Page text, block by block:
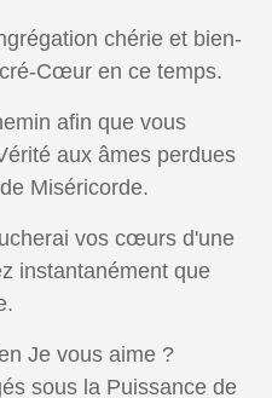
chérie et bien-
Cœur en ce temps.
afin que vous
aux âmes perdues
Miséricorde.
vos cœurs d'une
instantanément que
Je vous aime ?
sous la Puissance de